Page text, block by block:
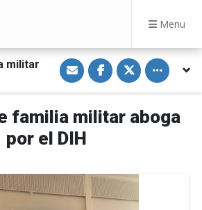
Menu
militar
S
h
a
r
a
m
l
S
h
a
r
o
n
o
k
S
h
a
r
n
e
Toggle
familia militar aboga
por el DIH